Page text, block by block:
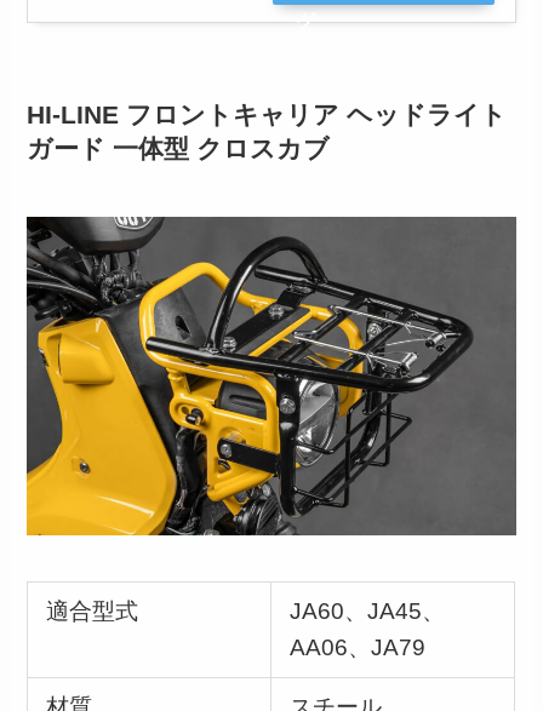
グ
HI-LINE フロントキャリア ヘッドライト
ガード 一体型 クロスカブ
適合型式
JA60、JA45、
AA06、JA79